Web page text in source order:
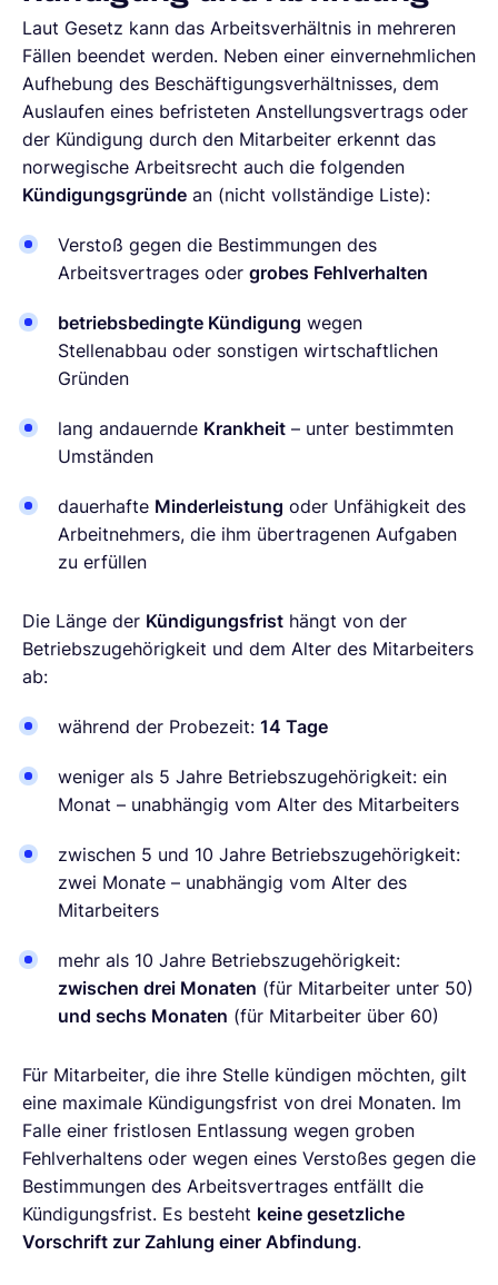
Laut Gesetz kann das Arbeitsverhältnis in mehreren
Fällen beendet werden. Neben einer einvernehmlichen
Aufhebung des Beschäftigungsverhältnisses, dem
Auslaufen eines befristeten Anstellungsvertrags oder
der Kündigung durch den Mitarbeiter erkennt das
norwegische Arbeitsrecht auch die folgenden
Kündigungsgründe an (nicht vollständige Liste):
Verstoß gegen die Bestimmungen des
Arbeitsvertrages oder grobes Fehlverhalten
betriebsbedingte Kündigung wegen
Stellenabbau oder sonstigen wirtschaftlichen
Gründen
lang andauernde Krankheit – unter bestimmten
Umständen
dauerhafte Minderleistung oder Unfähigkeit des
Arbeitnehmers, die ihm übertragenen Aufgaben
zu erfüllen
Die Länge der Kündigungsfrist hängt von der
Betriebszugehörigkeit und dem Alter des Mitarbeiters
ab:
während der Probezeit: 14 Tage
weniger als 5 Jahre Betriebszugehörigkeit: ein
Monat – unabhängig vom Alter des Mitarbeiters
zwischen 5 und 10 Jahre Betriebszugehörigkeit:
zwei Monate – unabhängig vom Alter des
Mitarbeiters
mehr als 10 Jahre Betriebszugehörigkeit:
zwischen drei Monaten (für Mitarbeiter unter 50)
und sechs Monaten (für Mitarbeiter über 60)
Für Mitarbeiter, die ihre Stelle kündigen möchten, gilt
eine maximale Kündigungsfrist von drei Monaten. Im
Falle einer fristlosen Entlassung wegen groben
Fehlverhaltens oder wegen eines Verstoßes gegen die
Bestimmungen des Arbeitsvertrages entfällt die
Kündigungsfrist. Es besteht keine gesetzliche
Vorschrift zur Zahlung einer Abfindung.